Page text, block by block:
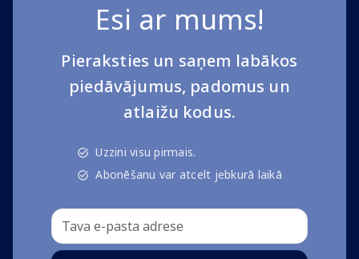
Esi ar mums!
Pieraksties un saņem labākos
piedāvājumus, padomus un
atlaižu kodus.
Uzzini visu pirmais.
Abonēšanu var atcelt jebkurā laikā